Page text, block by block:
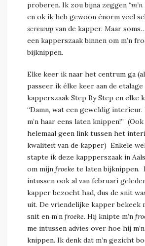
proberen. Ik zou bijna zeggen
en ok ik heb gewoon énorm veel
screwup van de kapper. Maar
een kapperszaak binnen om m’n
bijknippen.
Elke keer ik naar het centrum ga
passeer ik élke keer aan de etalage
kapperszaak Step By Step en elke
“Damn, wat een geweldig
m’n haar eens laten knippen!”
helemaal geen link tussen het
kwaliteit van de kapper) Enkele
stapte ik deze kappperszaak in
om mijn froeke te laten bijknippen.
intussen ook al van februari
kapper bezocht had, dus de snit
uit. De vriendelijke kapper bekeek
snit en m’n froeke. Hij knipte m’n
me intussen advies over hoe hij
knippen. Ik denk dat m’n gezicht